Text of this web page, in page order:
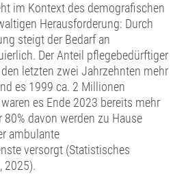
im Kontext des demografischen
Herausforderung: Durch
steigt der Bedarf an
Der Anteil pflegebedürftiger
letzten zwei Jahrzehnten mehr
es 1999 ca. 2 Millionen
es Ende 2023 bereits mehr
80% davon werden zu Hause
ambulante
versorgt (Statistisches
2025).